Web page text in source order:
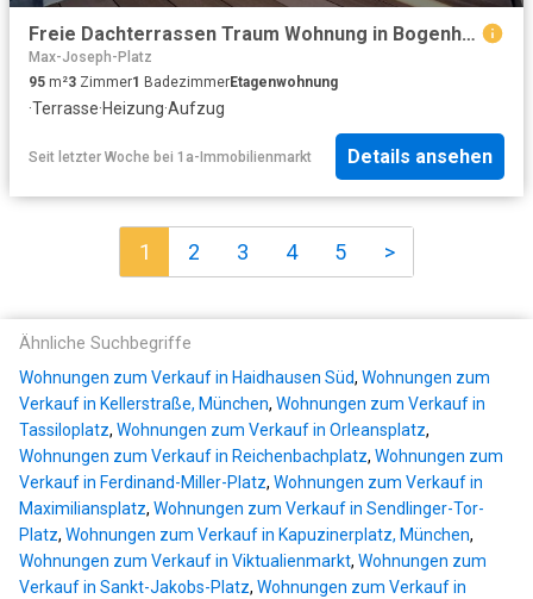
Freie Dachterrassen Traum Wohnung in Bogenhausen Erbpacht
Max-Joseph-Platz
95 m²3 Zimmer1 BadezimmerEtagenwohnung
·Terrasse·Heizung·Aufzug
Seit letzter Woche bei 1a-Immobilienmarkt Details ansehen
1 2 3 4 5 >
Ähnliche Suchbegriffe
Wohnungen zum Verkauf in Haidhausen Süd, Wohnungen zum
Verkauf in Kellerstraße, München, Wohnungen zum Verkauf in
Tassiloplatz, Wohnungen zum Verkauf in Orleansplatz,
Wohnungen zum Verkauf in Reichenbachplatz, Wohnungen zum
Verkauf in Ferdinand-Miller-Platz, Wohnungen zum Verkauf in
Maximiliansplatz, Wohnungen zum Verkauf in Sendlinger-Tor-
Platz, Wohnungen zum Verkauf in Kapuzinerplatz, München,
Wohnungen zum Verkauf in Viktualienmarkt, Wohnungen zum
Verkauf in Sankt-Jakobs-Platz, Wohnungen zum Verkauf in